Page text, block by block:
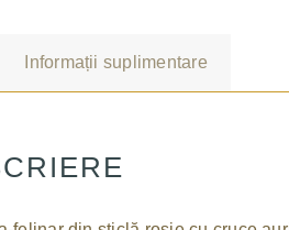
Informații suplimentare